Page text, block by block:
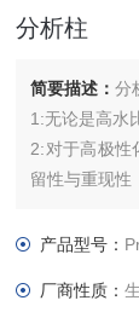
分析柱
简要描述：分
1:无论是高水
2:对于高极性
留性与重现性
产品型号：
厂商性质：